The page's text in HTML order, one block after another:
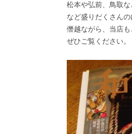
松本や弘前、鳥取
など盛りだくさんの
僭越ながら、当店も
ぜひご覧ください。